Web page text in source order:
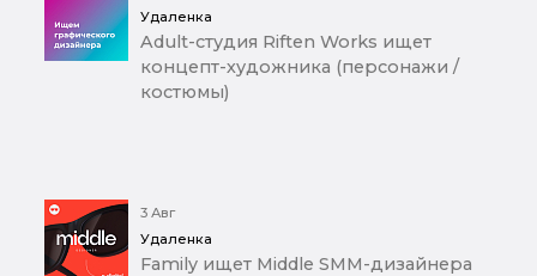
Удаленка
Adult-студия Riften Works ищет
концепт-художника (персонажи /
костюмы)
3 Авг
Удаленка
Family ищет Middle SMM-дизайнера